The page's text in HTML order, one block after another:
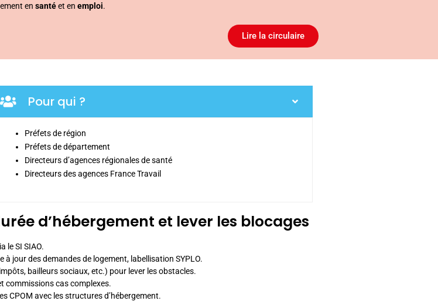
en santéet en emploi.
Lire la circulaire
Pour qui ?
Préfets de région
Préfets de département
Directeurs d’agences régionales de santé
Directeurs des agences France Travail
d’hébergement et lever les blocages
leSI SIAO.
jour des demandes de logement, labellisation SYPLO.
bailleurs sociaux, etc.) pour lever les obstacles.
commissions cas complexes.
CPOM avec les structures d’hébergement.